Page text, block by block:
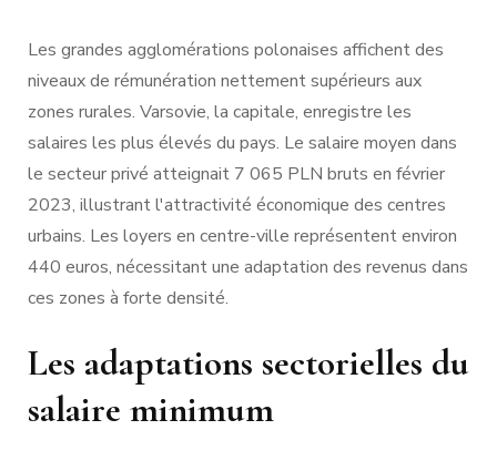
Les grandes agglomérations polonaises affichent des
niveaux de rémunération nettement supérieurs aux
zones rurales. Varsovie, la capitale, enregistre les
salaires les plus élevés du pays. Le salaire moyen dans
le secteur privé atteignait 7 065 PLN bruts en février
2023, illustrant l'attractivité économique des centres
urbains. Les loyers en centre-ville représentent environ
440 euros, nécessitant une adaptation des revenus dans
ces zones à forte densité.
Les adaptations sectorielles du
salaire minimum